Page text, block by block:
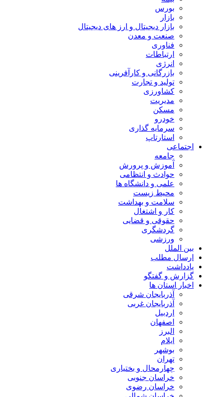
بورس
بازار
بازار دیجیتال و ارز های دیجیتال
صنعت و معدن
فناوری
ارتباطات
انرژی
بازرگانی و کارآفرینی
تولید و تجارت
کشاورزی
مدیریت
مسکن
خودرو
سرمایه گذاری
استارتاپ
اجتماعی
جامعه
آموزش و پرورش
حوادث و انتظامی
علمی و دانشگاه ها
محیط زیست
سلامت و بهداشت
کار و اشتغال
حقوقی و قضایی
گردشگری
ورزشی
بین الملل
ارسال مطلب
یادداشت
گزارش و گفتگو
اخبار استان ها
آذربایجان شرقی
آذربایجان غربی
اردبیل
اصفهان
البرز
ایلام
بوشهر
تهران
چهارمحال و بختیاری
خراسان جنوبی
خراسان رضوی